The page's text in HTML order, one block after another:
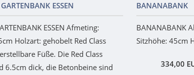
ESSEN
ESSEN Afmeting:
Holzart: gehobelt Red Class
Füße. Die Red Class
6.5cm dick, die Betonbeine sind
BANANABANK
BANANABANK
Sitzhöhe: 45cm
334,00